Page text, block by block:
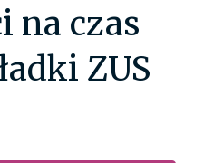
na czas
ZUS